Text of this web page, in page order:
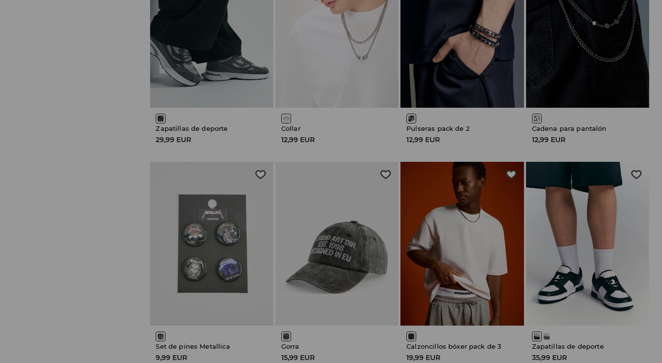
Zapatillas de deporte
29,99 EUR
Collar
12,99 EUR
Pulseras pack de 2
12,99 EUR
Cadena para pantalón
12,99 EUR
Set de pines Metallica
9,99 EUR
Gorra
15,99 EUR
Calzoncillos bóxer pack de 3
19,99 EUR
Zapatillas de deporte
35,99 EUR